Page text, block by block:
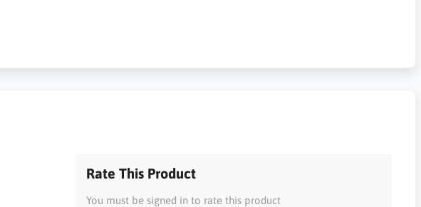
Rate This Product
You must be signed in to rate this product